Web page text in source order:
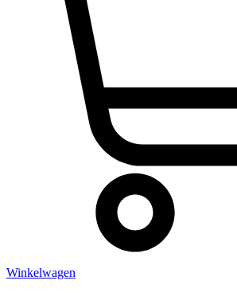
Winkelwagen